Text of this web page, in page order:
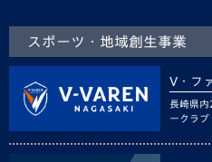
スポーツ・地域創生事業
V・フ
長崎県内
ークラブ